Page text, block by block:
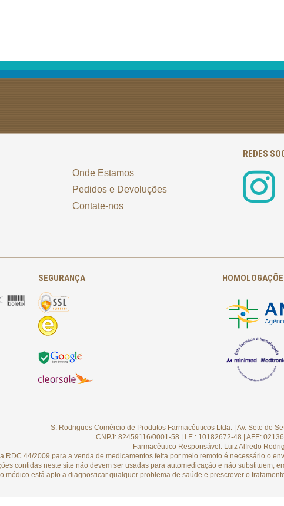
Onde Estamos
Pedidos e Devoluções
Contate-nos
REDES
SEGURANÇA
S. Rodrigues Comércio de Produtos Farmacêuticos Ltda. | Av. Sete de
CNPJ: 82459116/0001-58 | I.E.: 10182672-48 | AFE:
Farmacêutico Responsável: Luiz Alfredo
RDC 44/2009 para a venda de medicamentos feita por meio remoto é necessário o
contidas neste site não devem ser usadas para automedicação e não substituem,
médico está apto a diagnosticar qualquer problema de saúde e prescrever o